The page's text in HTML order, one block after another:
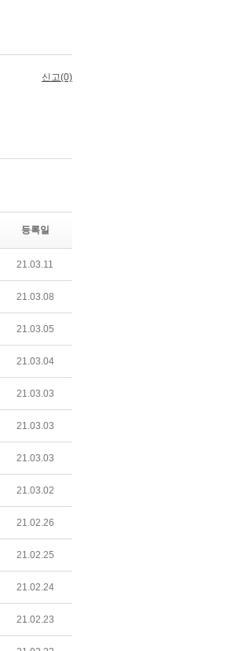
등록일
21.03.11
21.03.08
21.03.05
21.03.04
21.03.03
21.03.03
21.03.03
21.03.02
21.02.26
21.02.25
21.02.24
21.02.23